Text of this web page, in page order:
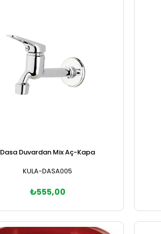
Dasa Duvardan Mix Aç-Kapa
KULA-DASA005
₺555,00
Sepete Ekle